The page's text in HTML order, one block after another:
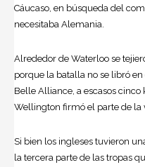
Cáucaso, en búsqueda del
necesitaba Alemania.
Alrededor de Waterloo se
porque la batalla no se libró
Belle Alliance, a escasos
Wellington firmó el parte de la
Si bien los ingleses tuvieron
la tercera parte de las tropas